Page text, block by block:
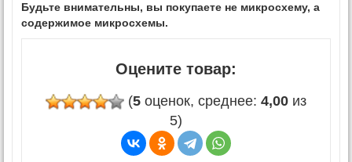
Будьте внимательны, вы покупаете не микросхему, а
содержимое микросхемы.
Оцените товар:
(5 оценок, среднее: 4,00 из
5)